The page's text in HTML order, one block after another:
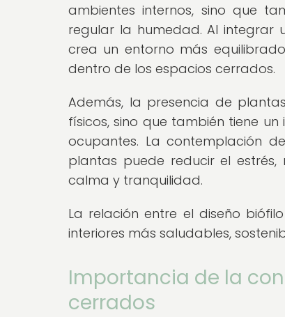
ambientes internos, sino que
regular la humedad. Al integrar
crea un entorno más
dentro de los espacios cerrados.
Además, la presencia de
físicos, sino que también tiene
ocupantes. La contemplación
plantas puede reducir el
calma y tranquilidad.
La relación entre el diseño
interiores más saludables,
Importancia de la
cerrados